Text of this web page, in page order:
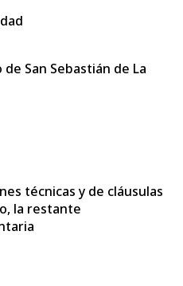
San Sebastián de La
técnicas y de cláusulas
la restante